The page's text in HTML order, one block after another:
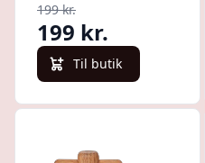
199 kr.
199 kr.
Til butik